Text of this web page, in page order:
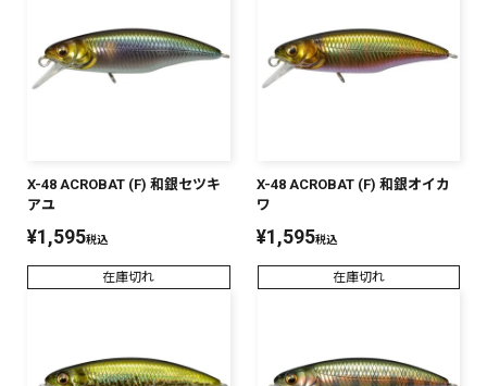
X-48 ACROBAT (F) 和銀セツキ
アユ
¥1,595税込
在庫切れ
X-48 ACROBAT (F) 和銀オイカ
ワ
¥1,595税込
在庫切れ